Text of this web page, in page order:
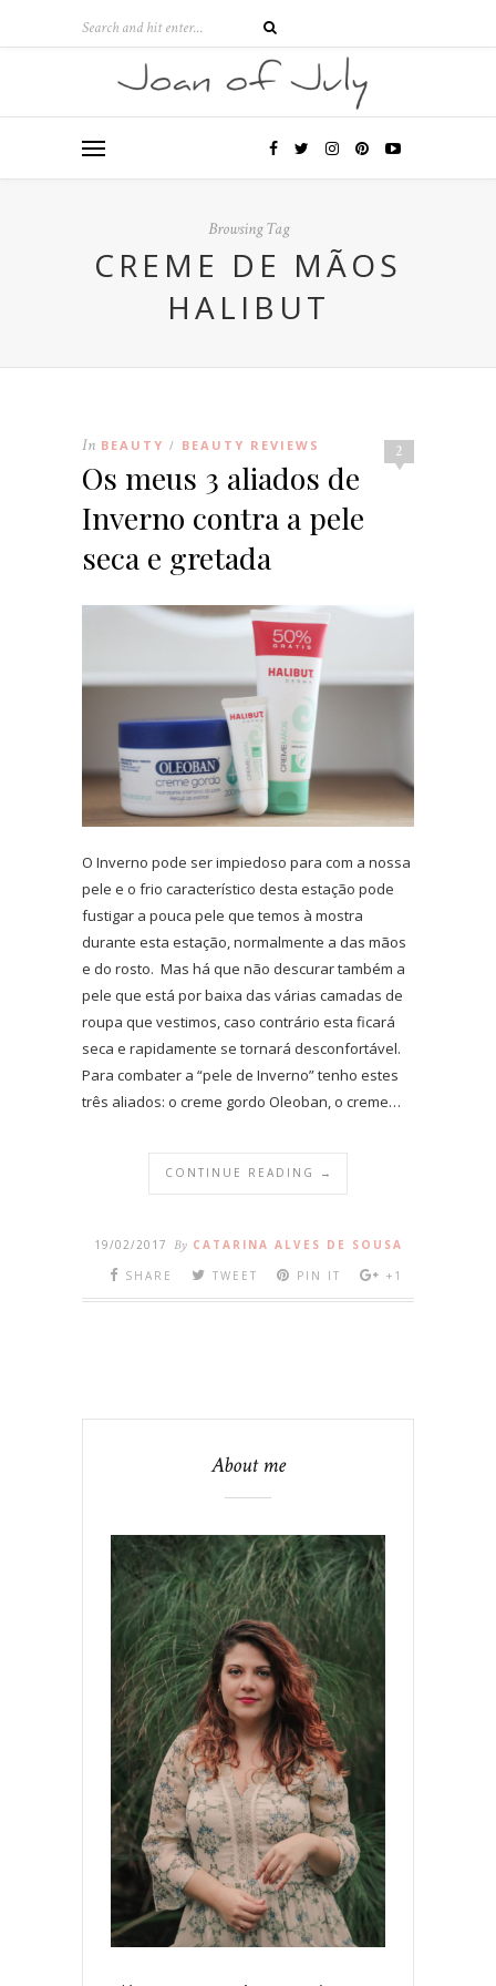
Browsing Tag
CREME DE MÃOS
HALIBUT
2
In BEAUTY / BEAUTY REVIEWS
Os meus 3 aliados de
Inverno contra a pele
seca e gretada
O Inverno pode ser impiedoso para com a nossa
pele e o frio característico desta estação pode
fustigar a pouca pele que temos à mostra
durante esta estação, normalmente a das mãos
e do rosto. Mas há que não descurar também a
pele que está por baixa das várias camadas de
roupa que vestimos, caso contrário esta ficará
seca e rapidamente se tornará desconfortável.
Para combater a “pele de Inverno” tenho estes
três aliados: o creme gordo Oleoban, o creme…
CONTINUE READING →
19/02/2017 By CATARINA ALVES DE SOUSA
SHARE
TWEET PIN IT +1
About me